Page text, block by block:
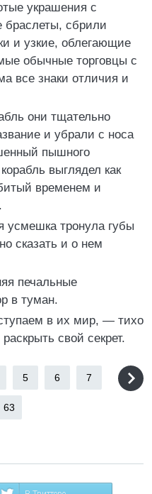
украшения с
браслеты, сбрили
и узкие, облегающие
обычные торговцы с
все знаки отличия и
они тщательно
и убрали с носа
пышного
выглядел как
временем и
усмешка тронула губы
сказать и о нем
печальные
в туман.
в их мир, — тихо
свой секрет.
5 6 7
63